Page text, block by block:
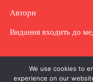
Автори
Видання входить до
Copyright © Повне
We use cookies to
experience on our